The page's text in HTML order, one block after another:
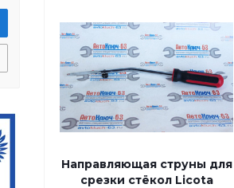
Направляющая струны для
срезки стёкол Licota